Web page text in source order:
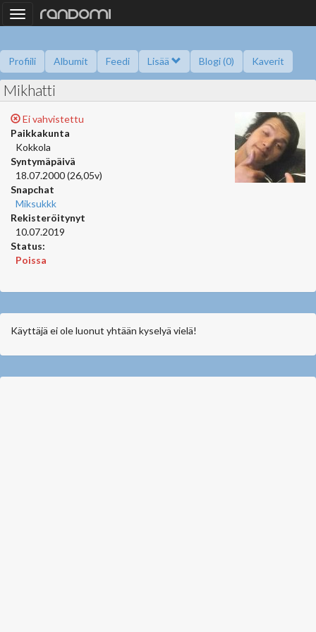
Toggle
navigation
Profiili Albumit Feedi Lisää Blogi (0) Kaverit
Kysy minulta
Mikhatti
Ei vahvistettu
Paikkakunta
Kokkola
Syntymäpäivä
18.07.2000 (26,05v)
Snapchat
Miksukkk
Rekisteröitynyt
10.07.2019
Status:
Poissa
Käyttäjä ei ole luonut yhtään kyselyä vielä!